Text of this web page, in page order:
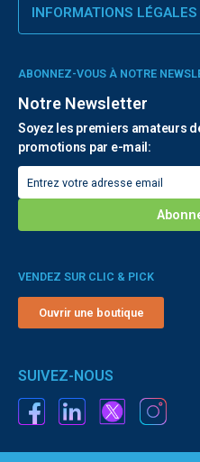
INFORMATIONS LÉGALES
ABONNEZ-VOUS À NOTRE
Notre Newsletter
Soyez les premiers amateurs
promotions par e-mail:
VENDEZ SUR CLIC & PICK
Ouvrir une boutique
SUIVEZ-NOUS